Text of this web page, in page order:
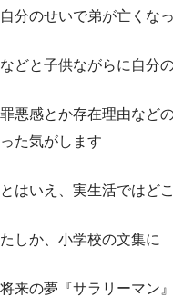
自分のせいで弟が亡くな
などと子供ながらに自分
罪悪感とか存在理由など
った気がします
とはいえ、実生活ではど
たしか、小学校の文集に
将来の夢『サラリーマン